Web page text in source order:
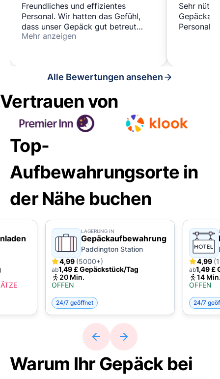
Freundliches und effizientes
Personal. Wir hatten das Gefühl,
dass unser Gepäck gut betreut
wurde.
Mehr anzeigen
Sehr
Personal
Alle Bewertungen ansehen
Vertrauen von
Top-
Aufbewahrungsorte in
der Nähe buchen
LAGERUNG IN
Gepäckaufbewahrung
Paddington Station
4,99 (5000+)
ab1,49 £ Gepäckstück/Tag
20 Min.
OFFEN
24/7 geöffnet
4,99
ab1,49 £
14
OFFEN
24/7
Warum Ihr Gepäck bei